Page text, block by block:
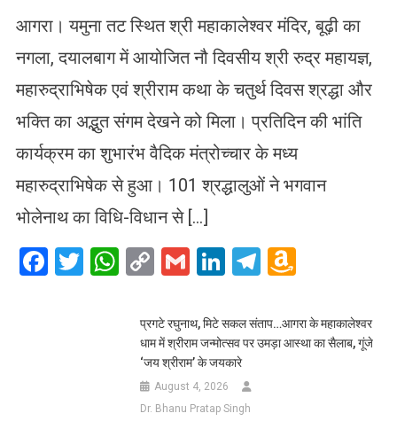
आगरा। यमुना तट स्थित श्री महाकालेश्वर मंदिर, बूढ़ी का
नगला, दयालबाग में आयोजित नौ दिवसीय श्री रुद्र महायज्ञ,
महारुद्राभिषेक एवं श्रीराम कथा के चतुर्थ दिवस श्रद्धा और
भक्ति का अद्भुत संगम देखने को मिला। प्रतिदिन की भांति
कार्यक्रम का शुभारंभ वैदिक मंत्रोच्चार के मध्य
महारुद्राभिषेक से हुआ। 101 श्रद्धालुओं ने भगवान
भोलेनाथ का विधि-विधान से […]
Facebook
Twitter
WhatsApp
CopyGmailLinkedIn
Telegram
List
प्रगटे रघुनाथ, मिटे सकल संताप…आगरा के महाकालेश्वर
धाम में श्रीराम जन्मोत्सव पर उमड़ा आस्था का सैलाब, गूंजे
‘जय श्रीराम’ के जयकारे
August 4, 2026
Dr. Bhanu Pratap Singh